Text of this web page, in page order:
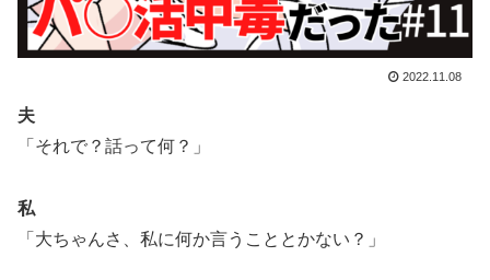
2022.11.08
夫
「それで？話って何？」
私
「大ちゃんさ、私に何か言うこととかない？」